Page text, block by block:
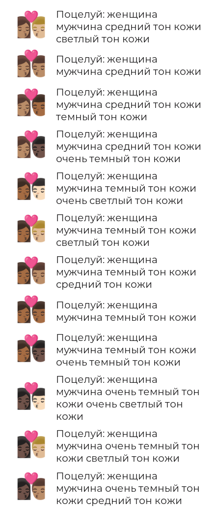
👩🏽‍❤️‍💋‍👨🏼
Поцелуй: женщина
мужчина средний тон кожи
светлый тон кожи
👩🏽‍❤️‍💋‍👨🏽
Поцелуй: женщина
мужчина средний тон кожи
👩🏽‍❤️‍💋‍👨🏾
Поцелуй: женщина
мужчина средний тон кожи
темный тон кожи
👩🏽‍❤️‍💋‍👨🏿
Поцелуй: женщина
мужчина средний тон кожи
очень темный тон кожи
👩🏾‍❤️‍💋‍👨🏻
Поцелуй: женщина
мужчина темный тон кожи
очень светлый тон кожи
👩🏾‍❤️‍💋‍👨🏼
Поцелуй: женщина
мужчина темный тон кожи
светлый тон кожи
👩🏾‍❤️‍💋‍👨🏽
Поцелуй: женщина
мужчина темный тон кожи
средний тон кожи
👩🏾‍❤️‍💋‍👨🏾
Поцелуй: женщина
мужчина темный тон кожи
👩🏾‍❤️‍💋‍👨🏿
Поцелуй: женщина
мужчина темный тон кожи
очень темный тон кожи
👩🏿‍❤️‍💋‍👨🏻
Поцелуй: женщина
мужчина очень темный тон
кожи очень светлый тон
кожи
👩🏿‍❤️‍💋‍👨🏼
Поцелуй: женщина
мужчина очень темный тон
кожи светлый тон кожи
👩🏿‍❤️‍💋‍👨🏽
Поцелуй: женщина
мужчина очень темный тон
кожи средний тон кожи